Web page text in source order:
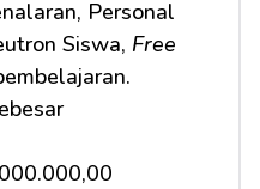
Personal
Siswa, Free